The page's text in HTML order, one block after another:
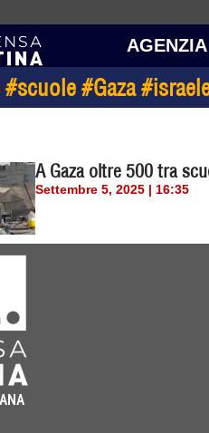
#Gaza
A Gaza oltre 500 tra
Settembre 5, 2025 | 16:35